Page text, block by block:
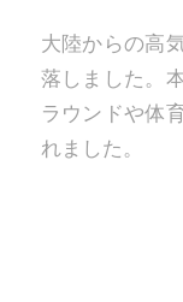
大陸からの高
落しました。
ラウンドや体
れました。